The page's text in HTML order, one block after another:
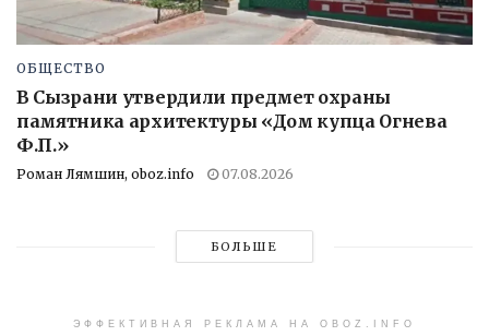
ОБЩЕСТВО
В Сызрани утвердили предмет охраны
памятника архитектуры «Дом купца Огнева
Ф.П.»
Роман Лямшин, oboz.info 07.08.2026
БОЛЬШЕ
ЭФФЕКТИВНАЯ РЕКЛАМА НА OBOZ.INFO